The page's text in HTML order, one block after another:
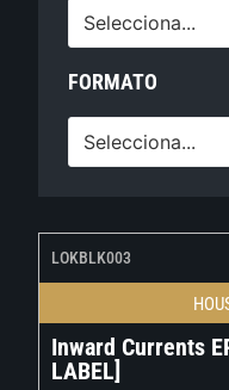
Selecciona...
FORMATO
Selecciona...
LOKBLK003
Inward Currents
LABEL]